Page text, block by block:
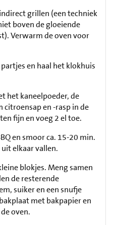
grillen (een techniek
boven de gloeiende
Verwarm de oven voor
en haal het klokhuis
het kaneelpoeder, de
citroensap en -rasp in de
fijn en voeg 2 el toe.
en smoor ca. 15-20 min.
elkaar vallen.
blokjes. Meng samen
de resterende
suiker en een snufje
met bakpapier en
oven.